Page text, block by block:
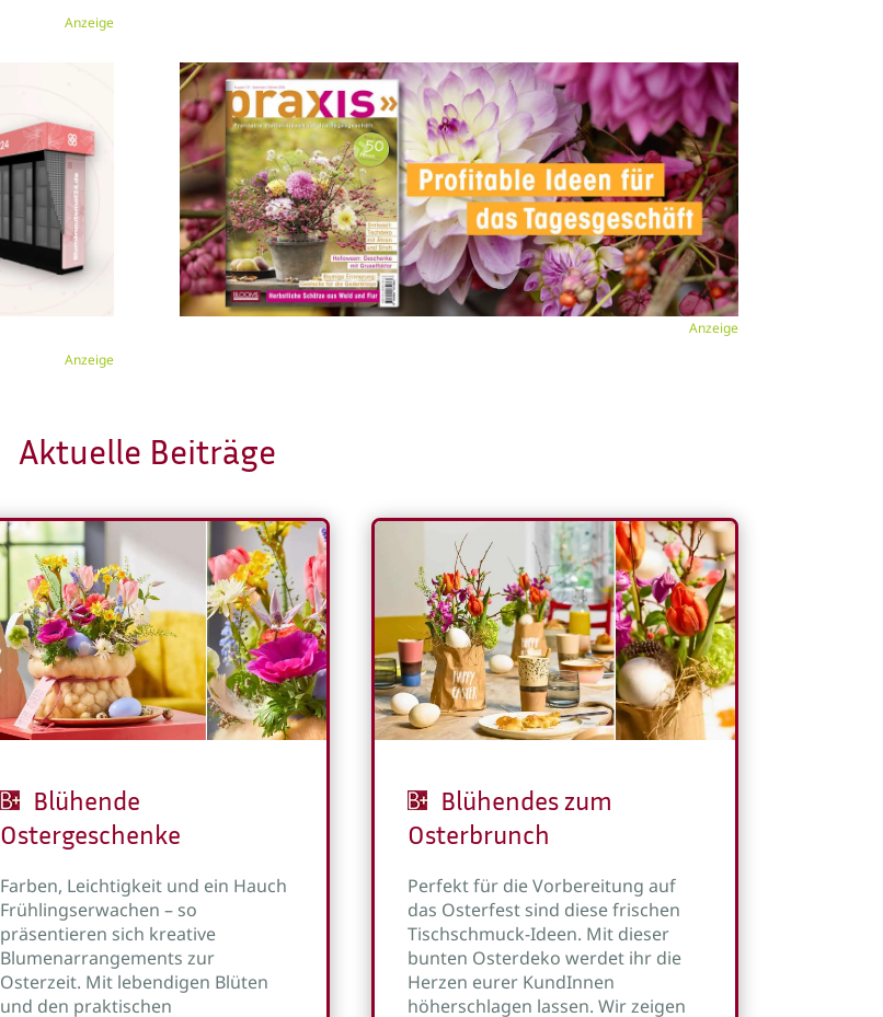
Anzeige
Anzeige
Anzeige
Aktuelle Beiträge
Blühende
Ostergeschenke
Farben, Leichtigkeit und ein Hauch
Frühlingserwachen – so
präsentieren sich kreative
Blumenarrangements zur
Osterzeit. Mit lebendigen Blüten
und den praktischen
Blühendes zum
Osterbrunch
Perfekt für die Vorbereitung auf
das Osterfest sind diese frischen
Tischschmuck-Ideen. Mit dieser
bunten Osterdeko werdet ihr die
Herzen eurer KundInnen
höherschlagen lassen. Wir zeigen